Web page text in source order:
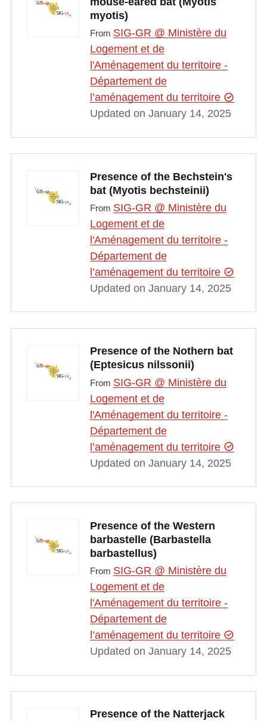
myotis)
From SIG-GR @ Ministère du
Logement et de
l'Aménagement du territoire -
Département de
l’aménagement du territoire
Updated on January 14, 2025
Presence of the Bechstein's
bat (Myotis bechsteinii)
From SIG-GR @ Ministère du
Logement et de
l'Aménagement du territoire -
Département de
l’aménagement du territoire
Updated on January 14, 2025
Presence of the Nothern bat
(Eptesicus nilssonii)
From SIG-GR @ Ministère du
Logement et de
l'Aménagement du territoire -
Département de
l’aménagement du territoire
Updated on January 14, 2025
Presence of the Western
barbastelle (Barbastella
barbastellus)
From SIG-GR @ Ministère du
Logement et de
l'Aménagement du territoire -
Département de
l’aménagement du territoire
Updated on January 14, 2025
Presence of the Natterjack